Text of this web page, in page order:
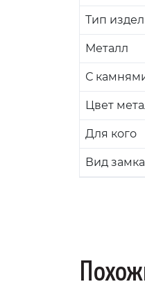
Тип
Металл
С
Цвет
Для кого
Вид замка